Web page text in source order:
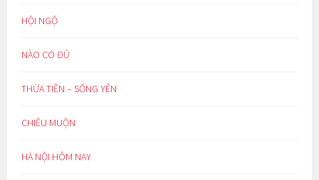
HỘI NGỘ
NÀO CÓ ĐỦ
THỪA TIỀN – SỐNG YÊN
CHIỀU MUỘN
HÀ NỘI HÔM NAY